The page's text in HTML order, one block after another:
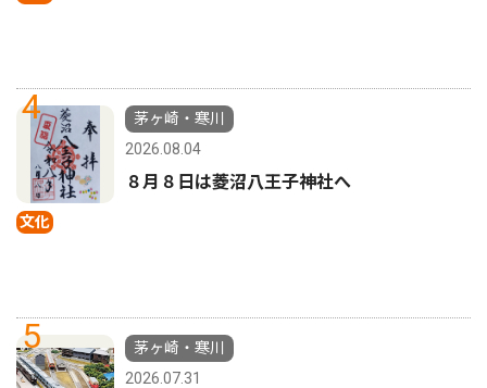
4
文化
茅ヶ崎・寒川
2026.08.04
８月８日は菱沼八王子神社へ
5
茅ヶ崎・寒川
2026.07.31